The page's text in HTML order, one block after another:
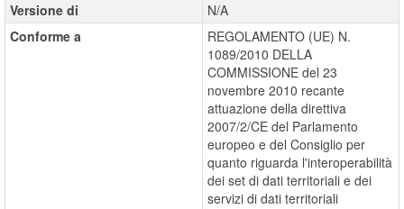
Versione di
N/A
Conforme a
REGOLAMENTO (UE) N.
1089/2010 DELLA
COMMISSIONE del 23
novembre 2010 recante
attuazione della direttiva
2007/2/CE del Parlamento
europeo e del Consiglio per
quanto riguarda l'interoperabilità
dei set di dati territoriali e dei
servizi di dati territoriali